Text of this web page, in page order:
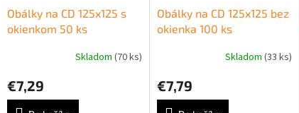
Obálky na CD 125x125 s
okienkom 50 ks
Skladom (70 ks)
€7,29
Obálky na CD 125x125 bez
okienka 100 ks
Skladom (33 ks)
€7,79